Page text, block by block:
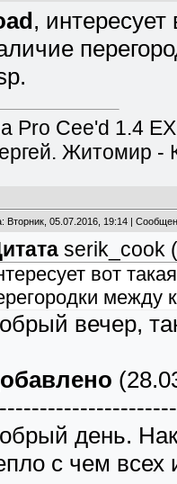
,
Pro Cee'd 1.4
Житомир -
Вторник, 05.07.2016, 19:14 |
serik_cook (
вот
между
вечер,
день.
с чем